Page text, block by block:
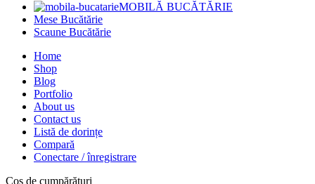
MOBILĂ BUCĂTĂRIE
Mese Bucătărie
Scaune Bucătărie
Home
Shop
Blog
Portfolio
About us
Contact us
Listă de dorințe
Compară
Conectare / înregistrare
Coș de cumpărături